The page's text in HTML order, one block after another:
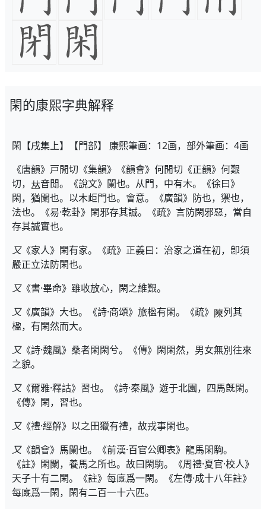
閑的康熙字典解释
閑【戌集上】【門部】 康熙筆画：12画，部外筆画：4画
《唐韻》戸閒切《集韻》《韻會》何閒切《正韻》何艱
切，
音閒。《說文》闌也。从門，中有木。《徐曰》
閑，猶闌也。以木歫門也。會意。《廣韻》防也，禦也，
法也。《易·乾卦》閑邪存其誠。《疏》言防閑邪惡，當自
存其誠實也。
又《家人》閑有家。《疏》正義曰：治家之道在初，卽須
嚴正立法防閑也。
又《書·畢命》雖收放心，閑之維艱。
又《廣韻》大也。《詩·商頌》旅楹有閑。《疏》
列其
楹，有閑然而大。
又《詩·魏風》桑者閑閑兮。《傳》閑閑然，男女無別往來
之貌。
又《爾雅·釋詁》習也。《詩·秦風》遊于北園，四馬旣閑。
《傳》閑，習也。
又《禮·經解》以之田獵有禮，故戎事閑也。
又《韻會》馬闌也。《前漢·百官公卿表》龍馬閑駒。
《註》閑闌，養馬之所也。故曰閑駒。《周禮·夏官·校人》
天子十有二閑。《註》每廐爲一閑。《左傳·成十八年註》
每廐爲一閑，閑有二百一十六匹。